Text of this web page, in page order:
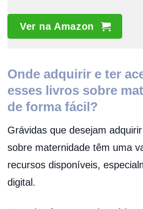
Ver na Amazon
Onde adquirir e ter
esses livros sobre
de forma fácil?
Grávidas que desejam
sobre maternidade têm uma
recursos disponíveis,
digital.